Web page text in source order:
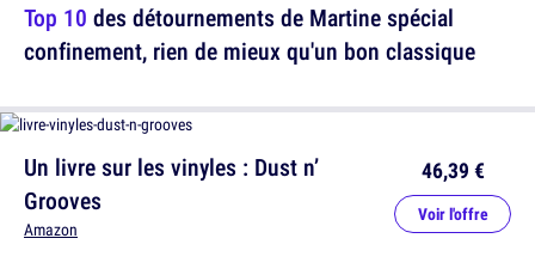
Un livre sur les vinyles : Dust n’
Grooves
Amazon
46,39 €
Voir l'offre
Top 10 des détournements de Martine spécial
confinement, rien de mieux qu'un bon classique